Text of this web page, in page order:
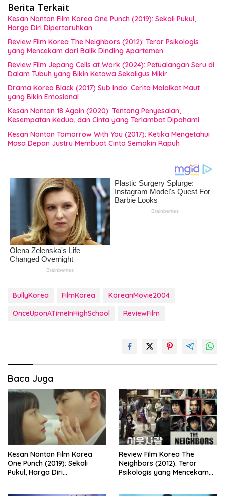
Berita Terkait
Kesan Nonton Film Korea One Punch (2019): Sekali Pukul,
Harga Diri Dipertaruhkan
Review Film Korea The Neighbors (2012): Teror Psikologis
yang Mencekam dari Balik Dinding Apartemen
Review Film Jepang Cells at Work (2024): Petualangan Seru di
Dalam Tubuh yang Bikin Ketawa Sekaligus Mikir
Drama Korea Black (2017) Sub Indo: Cerita Malaikat Maut
yang Bikin Emosional
Kesan Nonton 18 Again (2020): Tentang Penyesalan,
Kesempatan Kedua, dan Cinta yang Terlambat Dipahami
Kesan Nonton Tomorrow With You (2017): Ketika Mengetahui
Masa Depan Justru Membuat Cinta Semakin Rapuh
BullyKorea FilmKorea
KoreanMovie2004
OnceUponATimeInHighSchool
ReviewFilm
Baca Juga
Kesan Nonton Film Korea
One Punch (2019): Sekali
Pukul, Harga Diri
Review Film Korea The
Neighbors (2012): Teror
Psikologis yang Mencekam